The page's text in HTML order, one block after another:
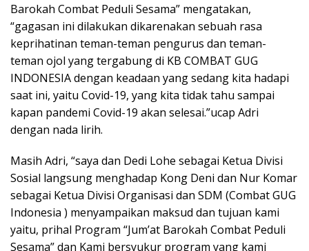
Barokah Combat Peduli Sesama” mengatakan,
“gagasan ini dilakukan dikarenakan sebuah rasa
keprihatinan teman-teman pengurus dan teman-
teman ojol yang tergabung di KB COMBAT GUG
INDONESIA dengan keadaan yang sedang kita hadapi
saat ini, yaitu Covid-19, yang kita tidak tahu sampai
kapan pandemi Covid-19 akan selesai.”ucap Adri
dengan nada lirih.
Masih Adri, “saya dan Dedi Lohe sebagai Ketua Divisi
Sosial langsung menghadap Kong Deni dan Nur Komar
sebagai Ketua Divisi Organisasi dan SDM (Combat GUG
Indonesia ) menyampaikan maksud dan tujuan kami
yaitu, prihal Program “Jum’at Barokah Combat Peduli
Sesama” dan Kami bersyukur program yang kami